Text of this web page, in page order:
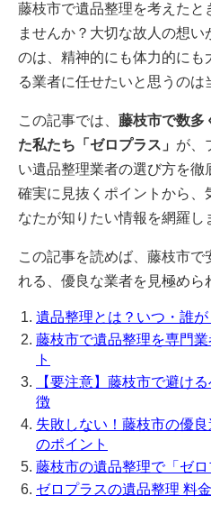
藤枝市で遺品整理を考えたと
ませんか？大切な故人の想
のは、精神的にも体力的にも
る業者に任せたいと思うのは
この記事では、 藤枝市で数多
た私たち「ゼロプラス」 が、
い遺品整理業者の選び方を
確実に見抜くポイントから、
なたが知りたい情報を網羅し
この記事を読めば、藤枝市
れる、優良な業者を見極めら
遺品整理とは？いつ・誰
藤枝市で遺品整理を専門
ト
【要注意】藤枝市で避け
徴
失敗しない！藤枝市の優
のポイント
藤枝市の遺品整理で「ゼ
ゼロプラスの遺品整理 料